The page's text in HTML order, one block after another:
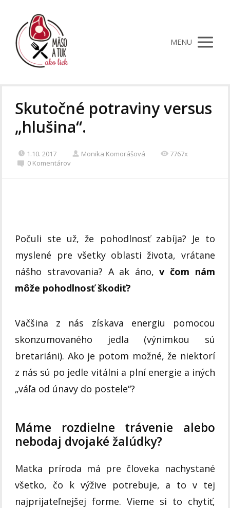
MENU
Skutočné potraviny versus
„hlušina“.
1.10. 2017 Monika Komorášová
7767x
0 Komentárov
Počuli ste už, že pohodlnosť zabíja? Je to
myslené pre všetky oblasti života, vrátane
nášho stravovania? A ak áno,v čom nám
môže pohodlnosť škodiť?
Väčšina z nás získava energiu pomocou
skonzumovaného jedla (výnimkou sú
bretariáni). Ako je potom možné, že niektorí
z nás sú po jedle vitálni a plní energie a iných
„váľa od únavy do postele“?
Máme rozdielne trávenie alebo
nebodaj dvojaké žalúdky?
Matka príroda má pre človeka nachystané
všetko, čo k výžive potrebuje, a to v tej
najprijateľnejšej forme. Vieme si to chytiť,